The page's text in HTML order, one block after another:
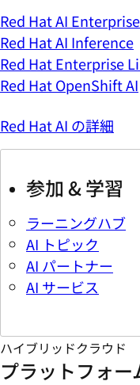
Red Hat AI Enterprise
Red Hat AI Inference
Red Hat Enterprise
Red Hat OpenShift AI
Red Hat AI の詳細
参加 & 学習
ラーニングハブ
AI トピック
AI パートナー
AI サービス
ハイブリッドクラウド
プラットフォ